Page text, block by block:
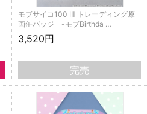
モブサイコ100 Ⅲ トレーディング原
画缶バッジ -モブBirthda …
3,520円
完売